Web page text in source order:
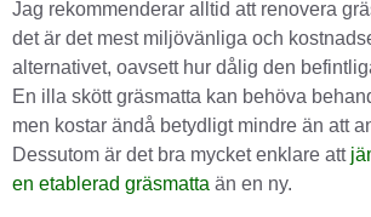
Jag rekommenderar alltid att renovera
det är det mest miljövänliga och
alternativet, oavsett hur dålig den
En illa skött gräsmatta kan behöva
men kostar ändå betydligt mindre än att
Dessutom är det bra mycket enklare att
en etablerad gräsmatta än en ny.